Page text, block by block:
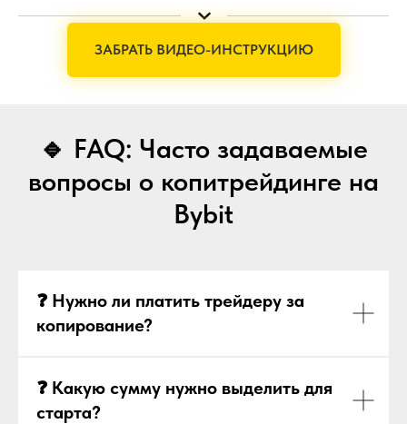
ЗАБРАТЬ ВИДЕО-ИНСТРУКЦИЮ
🔹 FAQ: Часто задаваемые
вопросы о копитрейдинге на
Bybit
❓ Нужно ли платить трейдеру за
копирование?
❓ Какую сумму нужно выделить для
старта?